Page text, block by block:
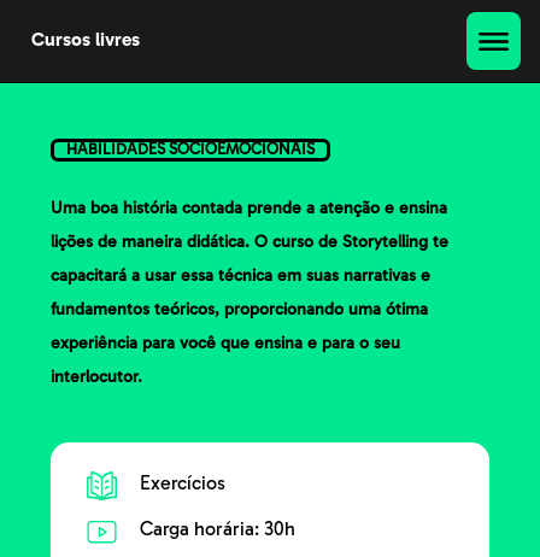
Cursos livres
HABILIDADES SOCIOEMOCIONAIS
Uma boa história contada prende a atenção e ensina
lições de maneira didática. O curso de Storytelling te
capacitará a usar essa técnica em suas narrativas e
fundamentos teóricos, proporcionando uma ótima
experiência para você que ensina e para o seu
interlocutor.
Exercícios
Carga horária: 30h